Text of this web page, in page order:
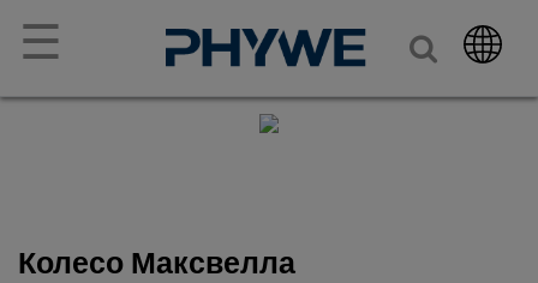
☰
Колесо Максвелла